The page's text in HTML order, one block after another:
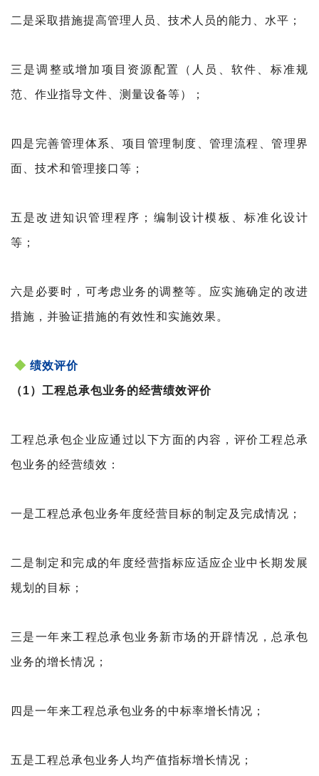
二是采取措施提高管理人员、技术人员的能力、水平；
三是调整或增加项目资源配置（人员、软件、标准规
范、 作业指导文件、测量设备等）；
四是完善管理体系、项目管理制度、管理流程、管理界
面、技术和管理接口等；
五是改进知识管理程序；编制设计模板、标准化设计
等；
六是必要时，可考虑业务的调整等。应实施确定的改进
措施，并验证措施的有效性和实施效果。
◆ 绩效评价
（1）工程总承包业务的经营绩效评价
工程总承包企业应通过以下方面的内容，评价工程总 承
包业务的经营绩效：
一是工程总承包业务年度经营目标的制定及完成情况；
二是制定和完成的年度经营指标应适应企业中长期发展
规划的目标；
三是一年来工程总承包业务新市场的开辟情况，总承包
业务的增长情况；
四是一年来工程总承包业务的中标率增长情况；
五是工程总承包业务人均产值指标增长情况；